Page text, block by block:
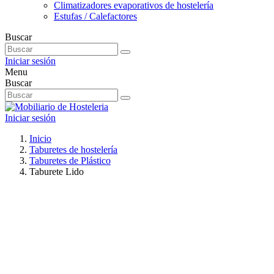
Climatizadores evaporativos de hostelería
Estufas / Calefactores
Buscar
Iniciar sesión
Menu
Buscar
Iniciar sesión
Inicio
Taburetes de hostelería
Taburetes de Plástico
Taburete Lido